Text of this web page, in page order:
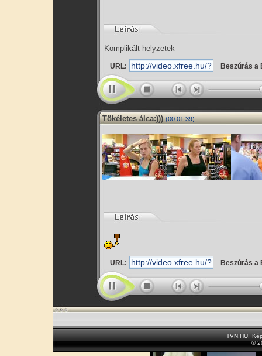
Komplikált helyzetek
URL: Beszúrás a
Tökéletes álca:))) (00:01:39)
URL: Beszúrás a
TVN.HU
©